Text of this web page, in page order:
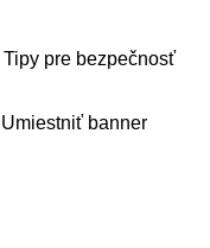
Tipy pre bezpečnosť
Umiestniť banner